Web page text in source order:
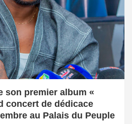
son premier album «
concert de dédicace
au Palais du Peuple